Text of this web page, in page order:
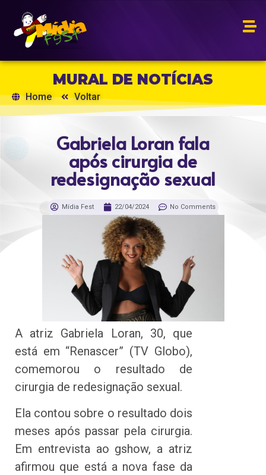
MURAL DE NOTÍCIAS
Home Voltar
Gabriela Loran fala
após cirurgia de
redesignação sexual
Mídia Fest 22/04/2024 No Comments
A atriz Gabriela Loran, 30, que
está em “Renascer” (TV Globo),
comemorou o resultado de
cirurgia de redesignação sexual.
Ela contou sobre o resultado dois
meses após passar pela cirurgia.
Em entrevista ao gshow, a atriz
afirmou que está a nova fase da